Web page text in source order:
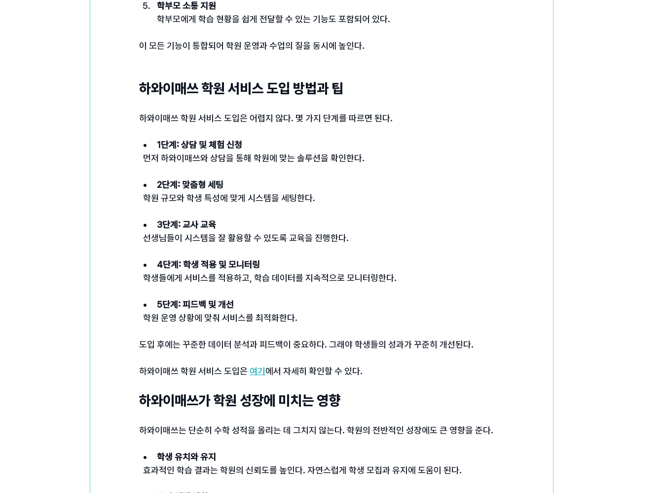
학부모 소통 지원
학부모에게 학습 현황을 쉽게 전달할 수 있는 기능도 포함되어 있다.
이 모든 기능이 통합되어 학원 운영과 수업의 질을 동시에 높인다.
하와이매쓰 학원 서비스 도입 방법과 팁
하와이매쓰 학원 서비스 도입은 어렵지 않다. 몇 가지 단계를 따르면 된다.
1단계: 상담 및 체험 신청
  먼저 하와이매쓰와 상담을 통해 학원에 맞는 솔루션을 확인한다.
2단계: 맞춤형 세팅
  학원 규모와 학생 특성에 맞게 시스템을 세팅한다.
3단계: 교사 교육
  선생님들이 시스템을 잘 활용할 수 있도록 교육을 진행한다.
4단계: 학생 적용 및 모니터링
  학생들에게 서비스를 적용하고, 학습 데이터를 지속적으로 모니터링한다.
5단계: 피드백 및 개선
  학원 운영 상황에 맞춰 서비스를 최적화한다.
도입 후에는 꾸준한 데이터 분석과 피드백이 중요하다. 그래야 학생들의 성과가 꾸준히 개선된다.
하와이매쓰 학원 서비스 도입은 여기 에서 자세히 확인할 수 있다.
하와이매쓰가 학원 성장에 미치는 영향
하와이매쓰는 단순히 수학 성적을 올리는 데 그치지 않는다. 학원의 전반적인 성장에도 큰 영향을 준다.
학생 유치와 유지
  효과적인 학습 결과는 학원의 신뢰도를 높인다. 자연스럽게 학생 모집과 유지에 도움이 된다.